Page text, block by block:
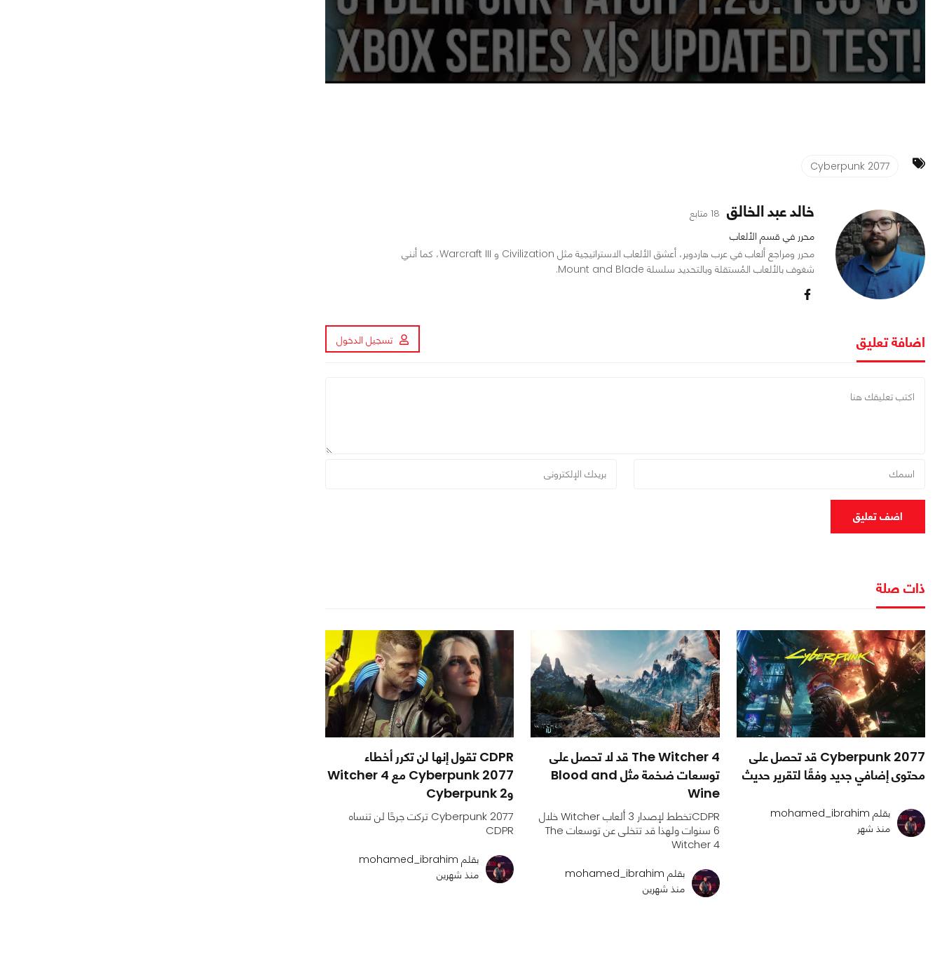
Cyberpunk 2077
خالد عبد الخالق 18 متابع
محرر في قسم الألعاب
محرر ومراجع ألعاب في عرب هاردوير، أعشق الألعاب الاستراتيجية مثل Civilization و Warcraft III، كما أنني
شغوف بالألعاب المُستقلة وبالتحديد سلسلة Mount and Blade.
اضافة تعليق تسجيل الدخول
اضف تعليق
ذات صلة
Cyberpunk 2077 قد تحصل على
محتوى إضافي جديد وفقًا لتقرير حديث
بقلم mohamed_ibrahim
منذ شهر
The Witcher 4 قد لا تحصل على
توسعات ضخمة مثل Blood and
Wine
CDPRتخطط لإصدار 3 ألعاب Witcher خلال
6 سنوات ولهذا قد تتخلى عن توسعات The
Witcher 4
بقلم mohamed_ibrahim
منذ شهرين
CDPR تقول إنها لن تكرر أخطاء
Cyberpunk 2077 مع Witcher 4
وCyberpunk 2
Cyberpunk 2077 تركت جرحًا لن تنساه
CDPR
بقلم mohamed_ibrahim
منذ شهرين